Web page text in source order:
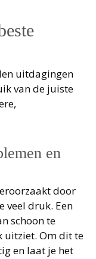
uitdagingen
van de juiste
en
door
veel druk. Een
schoon te
uitziet. Om dit te
en laat je het